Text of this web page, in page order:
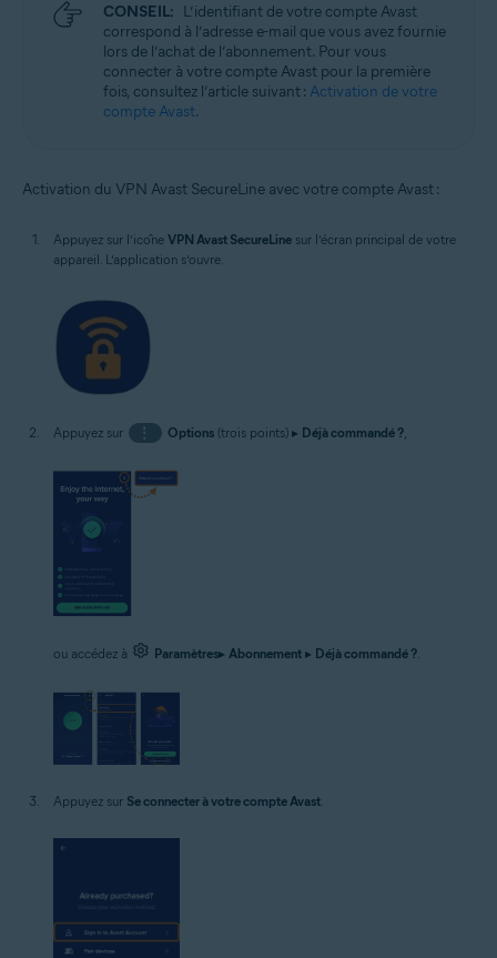
CONSEIL: L’identifiant de votre compte Avast
correspond à l’adresse e-mail que vous avez fournie
lors de l’achat de l’abonnement. Pour vous
connecter à votre compte Avast pour la première
fois, consultez l’article suivant : Activation de votre
compte Avast.
Activation du VPN Avast SecureLine avec votre compte Avast :
Appuyez sur l’icône VPN Avast SecureLine sur l’écran principal de votre
appareil. L’application s’ouvre.
Appuyez sur ⋮ Options(trois points) ▸ Déjà commandé ?,
ou accédez à Paramètres▸ Abonnement ▸ Déjà commandé ?.
Appuyez sur Se connecter à votre compte Avast